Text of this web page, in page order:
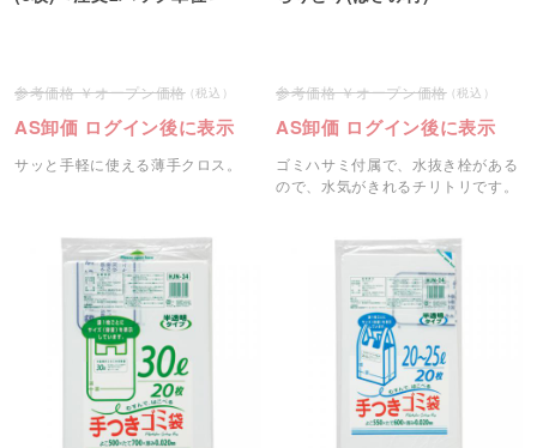
オープン価格
AS卸価 ログイン後に表示
サッと手軽に使える薄手クロス。
オープン価格
AS卸価 ログイン後に表示
ゴミハサミ付属で、水抜き栓がある
ので、水気がきれるチリトリです。